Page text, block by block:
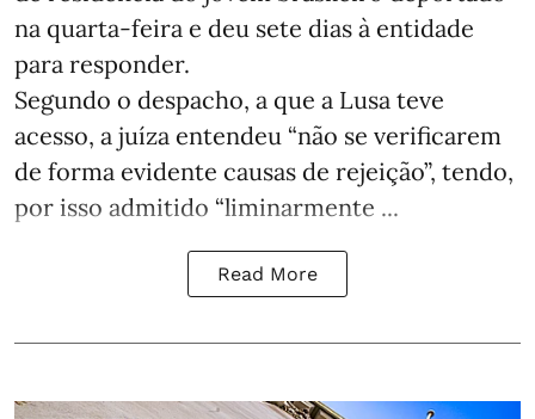
na quarta-feira e deu sete dias à entidade
para responder.
Segundo o despacho, a que a Lusa teve
acesso, a juíza entendeu “não se verificarem
de forma evidente causas de rejeição”, tendo,
por isso admitido “liminarmente ...
Read More